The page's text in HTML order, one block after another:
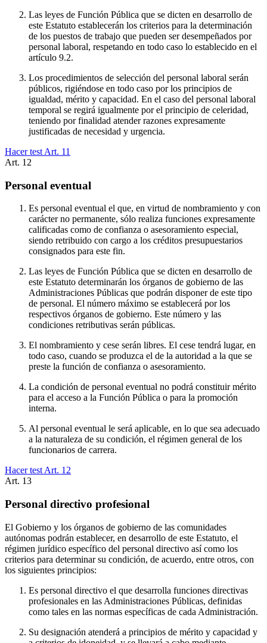
Las leyes de Función Pública que se dicten en desarrollo de
este Estatuto establecerán los criterios para la determinación
de los puestos de trabajo que pueden ser desempeñados por
personal laboral, respetando en todo caso lo establecido en el
artículo 9.2.
Los procedimientos de selección del personal laboral serán
públicos, rigiéndose en todo caso por los principios de
igualdad, mérito y capacidad. En el caso del personal laboral
temporal se regirá igualmente por el principio de celeridad,
teniendo por finalidad atender razones expresamente
justificadas de necesidad y urgencia.
Hacer test Art. 11
Art. 12
Personal eventual
Es personal eventual el que, en virtud de nombramiento y con
carácter no permanente, sólo realiza funciones expresamente
calificadas como de confianza o asesoramiento especial,
siendo retribuido con cargo a los créditos presupuestarios
consignados para este fin.
Las leyes de Función Pública que se dicten en desarrollo de
este Estatuto determinarán los órganos de gobierno de las
Administraciones Públicas que podrán disponer de este tipo
de personal. El número máximo se establecerá por los
respectivos órganos de gobierno. Este número y las
condiciones retributivas serán públicas.
El nombramiento y cese serán libres. El cese tendrá lugar, en
todo caso, cuando se produzca el de la autoridad a la que se
preste la función de confianza o asesoramiento.
La condición de personal eventual no podrá constituir mérito
para el acceso a la Función Pública o para la promoción
interna.
Al personal eventual le será aplicable, en lo que sea adecuado
a la naturaleza de su condición, el régimen general de los
funcionarios de carrera.
Hacer test Art. 12
Art. 13
Personal directivo profesional
El Gobierno y los órganos de gobierno de las comunidades
autónomas podrán establecer, en desarrollo de este Estatuto, el
régimen jurídico específico del personal directivo así como los
criterios para determinar su condición, de acuerdo, entre otros, con
los siguientes principios:
Es personal directivo el que desarrolla funciones directivas
profesionales en las Administraciones Públicas, definidas
como tales en las normas específicas de cada Administración.
Su designación atenderá a principios de mérito y capacidad y